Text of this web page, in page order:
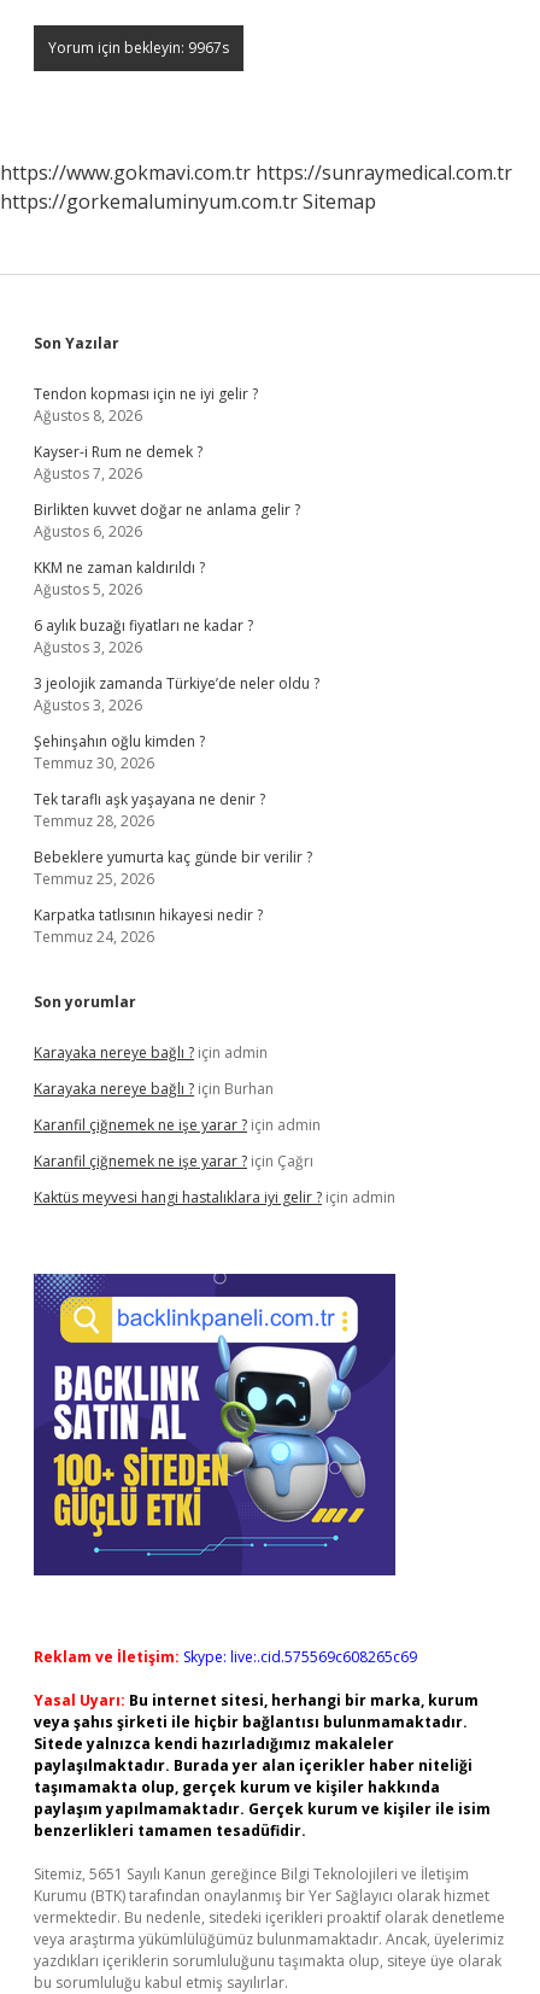
https://www.gokmavi.com.tr https://sunraymedical.com.tr
https://gorkemaluminyum.com.trSitemap
Sidebar
Son Yazılar
Tendon kopması için ne iyi gelir ?
Ağustos 8, 2026
Kayser-i Rum ne demek ?
Ağustos 7, 2026
Birlikten kuvvet doğar ne anlama gelir ?
Ağustos 6, 2026
KKM ne zaman kaldırıldı ?
Ağustos 5, 2026
6 aylık buzağı fiyatları ne kadar ?
Ağustos 3, 2026
3 jeolojik zamanda Türkiye’de neler oldu ?
Ağustos 3, 2026
Şehinşahın oğlu kimden ?
Temmuz 30, 2026
Tek taraflı aşk yaşayana ne denir ?
Temmuz 28, 2026
Bebeklere yumurta kaç günde bir verilir ?
Temmuz 25, 2026
Karpatka tatlısının hikayesi nedir ?
Temmuz 24, 2026
Son yorumlar
Karayaka nereye bağlı ? için admin
Karayaka nereye bağlı ? için Burhan
Karanfil çiğnemek ne işe yarar ? için admin
Karanfil çiğnemek ne işe yarar ? için Çağrı
Kaktüs meyvesi hangi hastalıklara iyi gelir ? için admin
Reklam ve İletişim: Skype: live:.cid.575569c608265c69
Yasal Uyarı: Bu internet sitesi, herhangi bir marka, kurum
veya şahıs şirketi ile hiçbir bağlantısı bulunmamaktadır.
Sitede yalnızca kendi hazırladığımız makaleler
paylaşılmaktadır. Burada yer alan içerikler haber niteliği
taşımamakta olup, gerçek kurum ve kişiler hakkında
paylaşım yapılmamaktadır. Gerçek kurum ve kişiler ile isim
benzerlikleri tamamen tesadüfidir.
Sitemiz, 5651 Sayılı Kanun gereğince Bilgi Teknolojileri ve İletişim
Kurumu (BTK) tarafından onaylanmış bir Yer Sağlayıcı olarak hizmet
vermektedir. Bu nedenle, sitedeki içerikleri proaktif olarak denetleme
veya araştırma yükümlülüğümüz bulunmamaktadır. Ancak, üyelerimiz
yazdıkları içeriklerin sorumluluğunu taşımakta olup, siteye üye olarak
bu sorumluluğu kabul etmiş sayılırlar.